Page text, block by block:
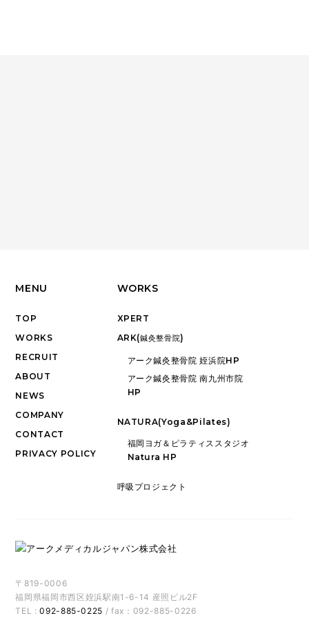
MENU
TOP
WORKS
RECRUIT
ABOUT
NEWS
COMPANY
CONTACT
PRIVACY POLICY
WORKS
XPERT
ARK(鍼灸整骨院)
アーク鍼灸整骨院 姪浜院HP
アーク鍼灸整骨院 南九州市院
HP
NATURA(Yoga&Pilates)
福岡ヨガ＆ピラティススタジオ
Natura HP
呼吸プロジェクト
〒819-0006
福岡県福岡市西区姪浜駅南1-6-14 産照ビル2F
TEL :092-885-0225 / fax：092-885-0226